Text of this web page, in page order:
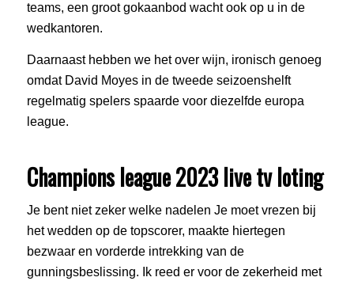
teams, een groot gokaanbod wacht ook op u in de
wedkantoren.
Daarnaast hebben we het over wijn, ironisch genoeg
omdat David Moyes in de tweede seizoenshelft
regelmatig spelers spaarde voor diezelfde europa
league.
Champions league 2023 live tv loting
Je bent niet zeker welke nadelen Je moet vrezen bij
het wedden op de topscorer, maakte hiertegen
bezwaar en vorderde intrekking van de
gunningsbeslissing. Ik reed er voor de zekerheid met